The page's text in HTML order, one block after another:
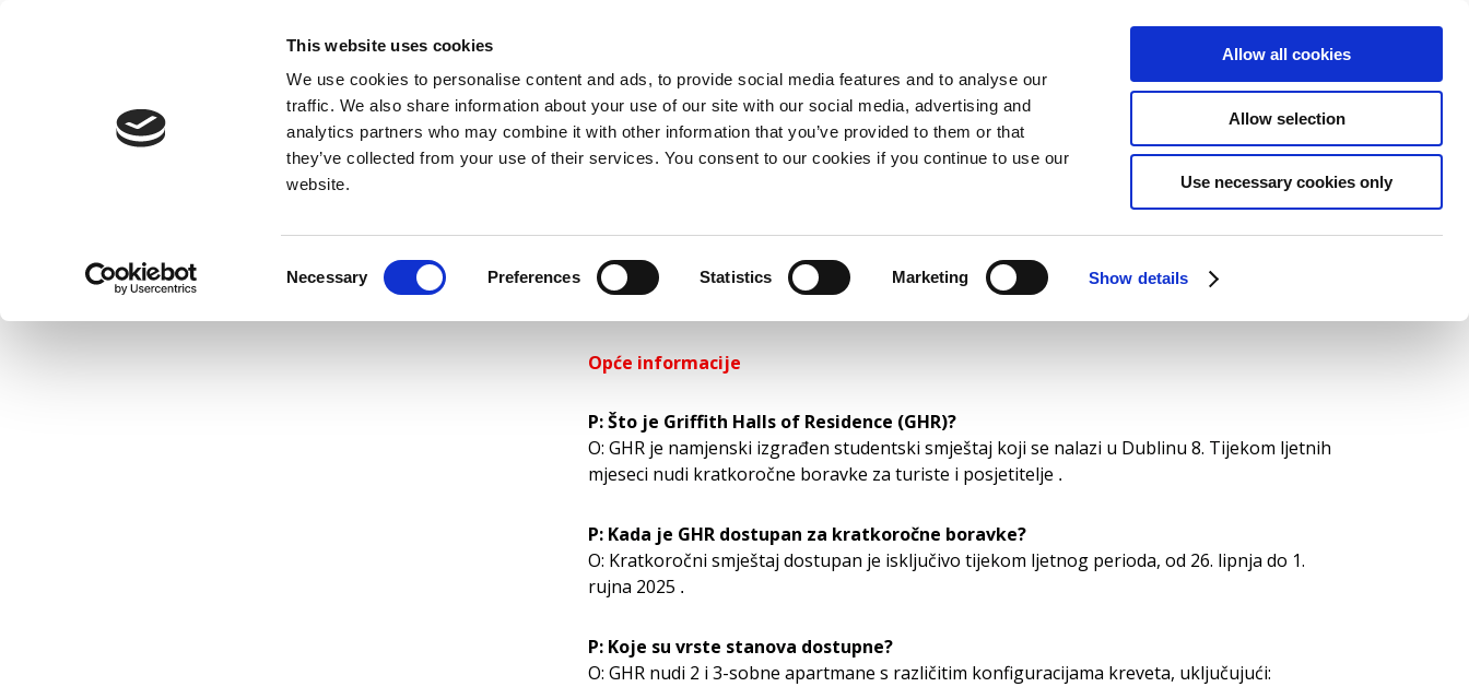
This website uses cookies
We use cookies to personalise content and ads, to provide social media features and to analyse our
traffic. We also share information about your use of our site with our social media, advertising and
analytics partners who may combine it with other information that you’ve provided to them or that
they’ve collected from your use of their services. You consent to our cookies if you continue to use our
website.
Necessary Preferences Statistics Marketing Show details
Allow all cookies
Allow selection
Use necessary cookies only
APARTMANI PONUDE
ZAŠTO OSTATI S NAMA?
MORE+
FAQ
STRANICA S ČESTO
POSTAVLJANIM PITANJIMA
Opće informacije
P: Što je Griffith Halls of Residence (GHR)?
O: GHR je namjenski izgrađen studentski smještaj koji se nalazi u Dublinu 8. Tijekom ljetnih
mjeseci nudi kratkoročne boravke za turiste i posjetitelje .
P: Kada je GHR dostupan za kratkoročne boravke?
O: Kratkoročni smještaj dostupan je isključivo tijekom ljetnog perioda, od 26. lipnja do 1.
rujna 2025 .
P: Koje su vrste stanova dostupne?
O: GHR nudi 2 i 3-sobne apartmane s različitim konfiguracijama kreveta, uključujući: